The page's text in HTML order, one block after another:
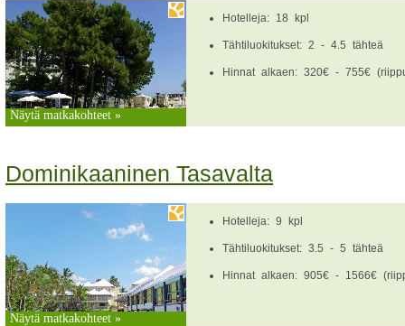
Hotelleja: 18 kpl
Tähtiluokitukset: 2 - 4.5 tähteä
Hinnat alkaen: 320€ - 755€
Näytä matkakohteet »
Dominikaaninen Tasavalta
Hotelleja: 9 kpl
Tähtiluokitukset: 3.5 - 5 tähteä
Hinnat alkaen: 905€ - 1566€
Näytä matkakohteet »